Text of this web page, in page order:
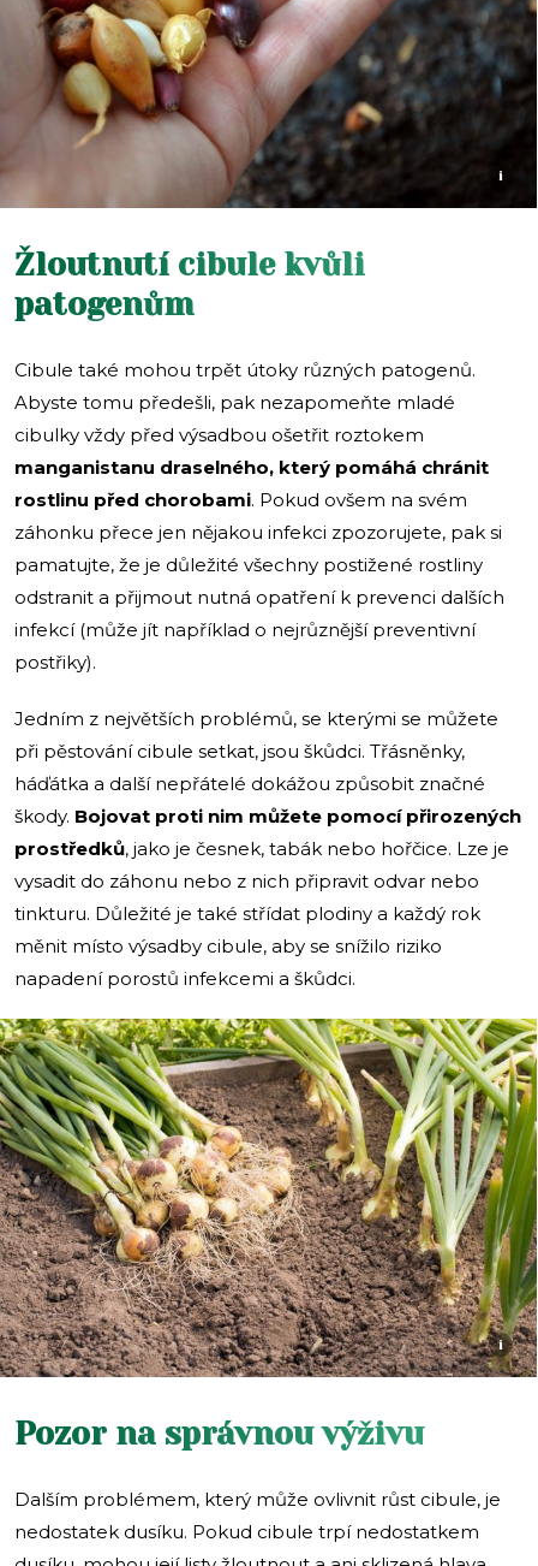
i
Žloutnutí cibule kvůli
patogenům
Cibule také mohou trpět útoky různých patogenů.
Abyste tomu předešli, pak nezapomeňte mladé
cibulky vždy před výsadbou ošetřit roztokem
manganistanu draselného, který pomáhá chránit
rostlinu před chorobami. Pokud ovšem na svém
záhonku přece jen nějakou infekci zpozorujete, pak si
pamatujte, že je důležité všechny postižené rostliny
odstranit a přijmout nutná opatření k prevenci dalších
infekcí (může jít například o nejrůznější preventivní
postřiky).
Jedním z největších problémů, se kterými se můžete
při pěstování cibule setkat, jsou škůdci. Třásněnky,
háďátka a další nepřátelé dokážou způsobit značné
škody. Bojovat proti nim můžete pomocí přirozených
prostředků, jako je česnek, tabák nebo hořčice. Lze je
vysadit do záhonu nebo z nich připravit odvar nebo
tinkturu. Důležité je také střídat plodiny a každý rok
měnit místo výsadby cibule, aby se snížilo riziko
napadení porostů infekcemi a škůdci.
i
Pozor na správnou výživu
Dalším problémem, který může ovlivnit růst cibule, je
nedostatek dusíku. Pokud cibule trpí nedostatkem